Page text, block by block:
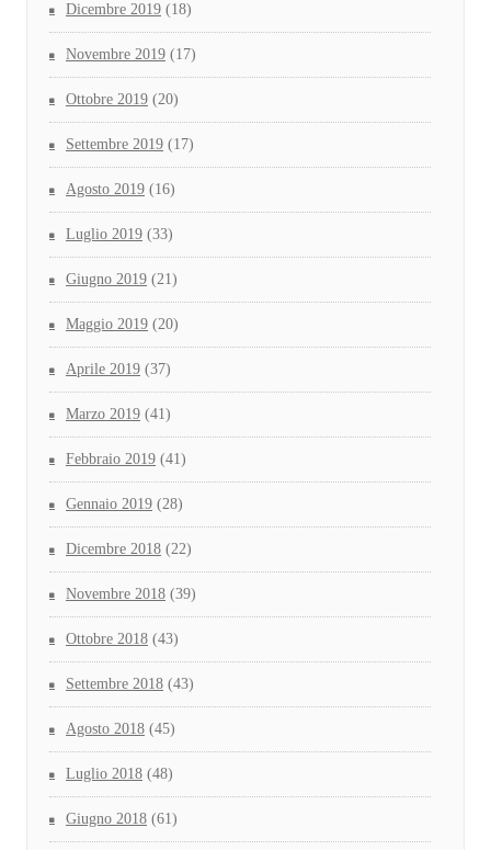
Dicembre 2019 (18)
Novembre 2019 (17)
Ottobre 2019 (20)
Settembre 2019 (17)
Agosto 2019 (16)
Luglio 2019 (33)
Giugno 2019 (21)
Maggio 2019 (20)
Aprile 2019 (37)
Marzo 2019 (41)
Febbraio 2019 (41)
Gennaio 2019 (28)
Dicembre 2018 (22)
Novembre 2018 (39)
Ottobre 2018 (43)
Settembre 2018 (43)
Agosto 2018 (45)
Luglio 2018 (48)
Giugno 2018 (61)